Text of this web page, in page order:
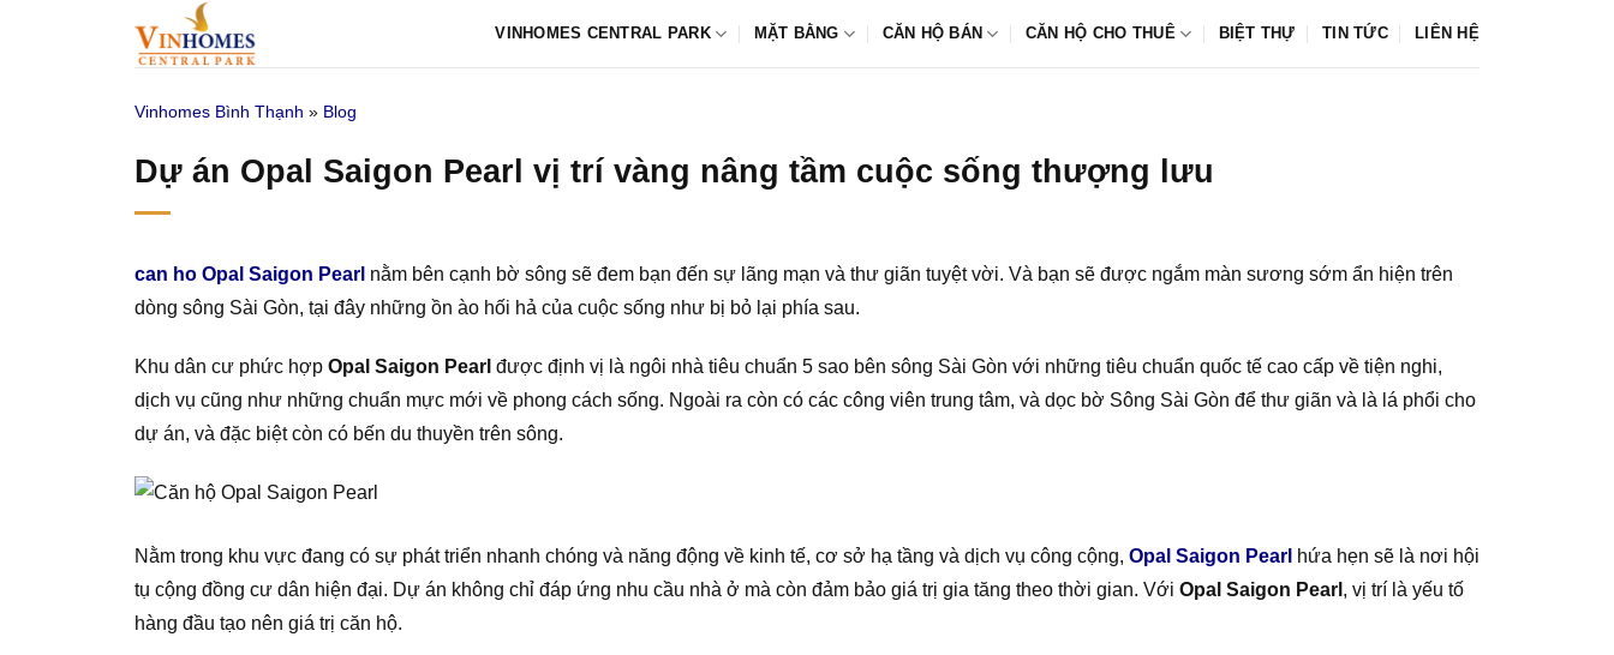
VINHOMES CENTRAL PARK MẶT BẰNG CĂN HỘ BÁN CĂN HỘ CHO THUÊ BIỆT THỰ TIN TỨC LIÊN HỆ
Vinhomes Bình Thạnh » Blog
Dự án Opal Saigon Pearl vị trí vàng nâng tầm cuộc sống thượng lưu
can ho Opal Saigon Pearl nằm bên cạnh bờ sông sẽ đem bạn đến sự lãng mạn và thư giãn tuyệt vời. Và bạn sẽ được ngắm màn sương sớm ẩn hiện trên
dòng sông Sài Gòn, tại đây những ồn ào hối hả của cuộc sống như bị bỏ lại phía sau.
Khu dân cư phức hợp Opal Saigon Pearl được định vị là ngôi nhà tiêu chuẩn 5 sao bên sông Sài Gòn với những tiêu chuẩn quốc tế cao cấp về tiện nghi,
dịch vụ cũng như những chuẩn mực mới về phong cách sống. Ngoài ra còn có các công viên trung tâm, và dọc bờ Sông Sài Gòn để thư giãn và là lá phổi cho
dự án, và đặc biệt còn có bến du thuyền trên sông.
Nằm trong khu vực đang có sự phát triển nhanh chóng và năng động về kinh tế, cơ sở hạ tầng và dịch vụ công cộng, Opal Saigon Pearl hứa hẹn sẽ là nơi hội
tụ cộng đồng cư dân hiện đại. Dự án không chỉ đáp ứng nhu cầu nhà ở mà còn đảm bảo giá trị gia tăng theo thời gian. Với Opal Saigon Pearl , vị trí là yếu tố
hàng đầu tạo nên giá trị căn hộ.